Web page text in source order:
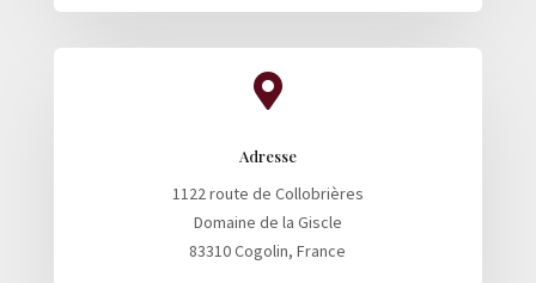

Adresse
1122 route de Collobrières
Domaine de la Giscle
83310 Cogolin, France